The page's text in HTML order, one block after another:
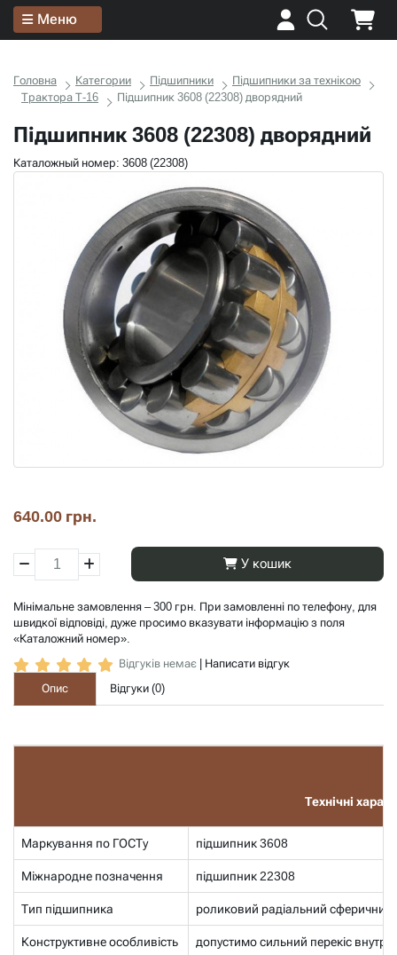
Меню
Головна Категории Підшипники
Підшипники за технікою
Трактора Т-16
Підшипник 3608 (22308) дворядний
Підшипник 3608 (22308) дворядний
Каталожный номер: 3608 (22308)
640.00 грн.
У кошик
Мінімальне замовлення – 300 грн. При замовленні по телефону, для
швидкої відповіді, дуже просимо вказувати інформацію з поля
«Каталожний номер».
Відгуків немає
Написати відгук
Опис
Відгуки (0)
Технічні
Маркування по ГОСТу підшипник 3608
Міжнародне позначення підшипник 22308
Тип підшипника роликовий радіальний
Конструктивне особливість допустимо сильний перекіс